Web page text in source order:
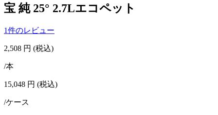
宝 純 25° 2.7Lエコペット
1件のレビュー
2,508 円 (税込)
/本
15,048 円 (税込)
/ケース